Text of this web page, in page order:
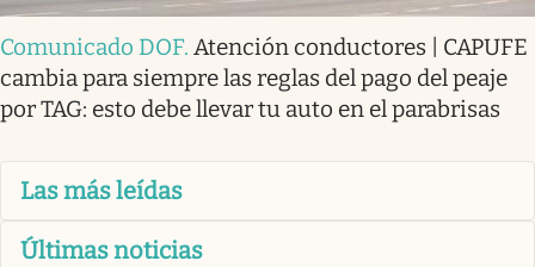
Comunicado DOF. Atención conductores | CAPUFE
cambia para siempre las reglas del pago del peaje
por TAG: esto debe llevar tu auto en el parabrisas
Las más leídas
Últimas noticias